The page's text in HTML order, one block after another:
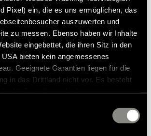
Pixel) ein, die es uns ermöglichen, das
auszuwerten und
zu messen. Ebenso haben wir Inhalte
eingebettet, die ihren Sitz in den
bieten kein angemessenes
Geeignete Garantien liegen für die
in das Drittland nicht vor. Es besteht
Dienstleister können Daten für
försäljningspris*
Lägg till i önskelistan
till mitt fordon?
kan ändras.